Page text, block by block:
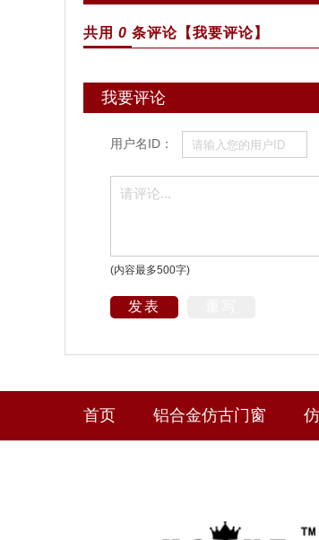
共用 0 条评论 【我要评论】
我要评论
用户名ID：
(内容最多500字)
发表
首页 铝合金仿古门窗